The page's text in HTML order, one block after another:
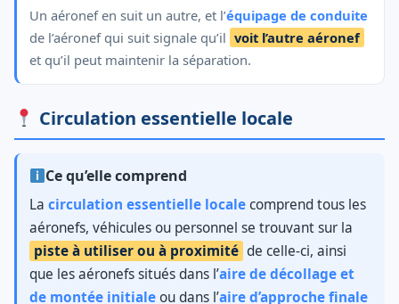
Un aéronef en suit un autre, et l’équipage de conduite
de l’aéronef qui suit signale qu’il voit l’autre aéronef
et qu’il peut maintenir la séparation.
Circulation essentielle locale
Ce qu’elle comprend
La circulation essentielle localecomprend tous les
aéronefs, véhicules ou personnel se trouvant sur la
piste à utiliser ou à proximité de celle-ci, ainsi
que les aéronefs situés dans l’aire de décollage et
de montée initialeou dans l’aire d’approche finale